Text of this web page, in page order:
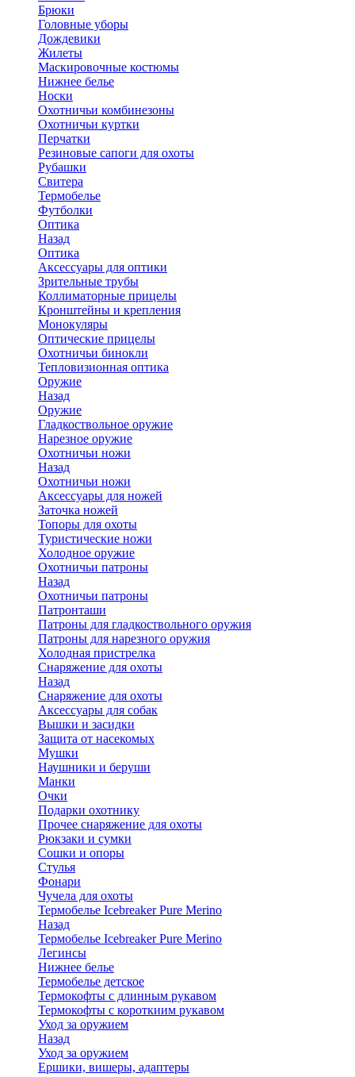
Брюки
Головные уборы
Дождевики
Жилеты
Маскировочные костюмы
Нижнее белье
Носки
Охотничьи комбинезоны
Охотничьи куртки
Перчатки
Резиновые сапоги для охоты
Рубашки
Свитера
Термобелье
Футболки
Оптика
Назад
Оптика
Аксессуары для оптики
Зрительные трубы
Коллиматорные прицелы
Кронштейны и крепления
Монокуляры
Оптические прицелы
Охотничьи бинокли
Тепловизионная оптика
Оружие
Назад
Оружие
Гладкоствольное оружие
Нарезное оружие
Охотничьи ножи
Назад
Охотничьи ножи
Аксессуары для ножей
Заточка ножей
Топоры для охоты
Туристические ножи
Холодное оружие
Охотничьи патроны
Назад
Охотничьи патроны
Патронташи
Патроны для гладкоствольного оружия
Патроны для нарезного оружия
Холодная пристрелка
Снаряжение для охоты
Назад
Снаряжение для охоты
Аксессуары для собак
Вышки и засидки
Защита от насекомых
Мушки
Наушники и беруши
Манки
Очки
Подарки охотнику
Прочее снаряжение для охоты
Рюкзаки и сумки
Сошки и опоры
Стулья
Фонари
Чучела для охоты
Термобелье Icebreaker Pure Merino
Назад
Термобелье Icebreaker Pure Merino
Легинсы
Нижнее белье
Термобелье детское
Термокофты с длинным рукавом
Термокофты с короткиим рукавом
Уход за оружием
Назад
Уход за оружием
Ершики, вишеры, адаптеры